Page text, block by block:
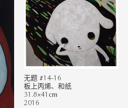
无题 #14-16
板上丙烯、和纸
31.8×41cm
2016